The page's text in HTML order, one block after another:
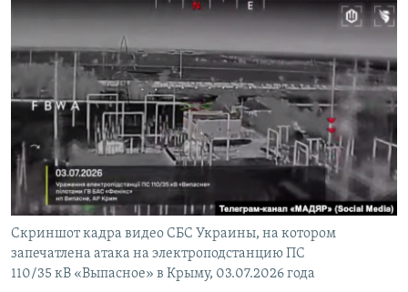
ТЕЛЕПРОЕКТ КРЫМ.РЕАЛИИ
СОВЕТЫ ПРАВОЗАЩИТНИКОВ
ПРОПАВШИЕ БЕЗ ВЕСТИ
ПОБЕДИТЕЛЕЙ НЕ СУДЯТ?
КРЫМ.НЕПОКОРЕННЫЙ
ELIFBE
УКРАИНСКАЯ ПРОБЛЕМА КРЫМА
Українською
Qırımtatar
ПРИСОЕДИНЯЙТЕСЬ!
Все сайты RFE/RL
Скриншот кадра видео СБС Украины, на котором
запечатлена атака на электроподстанцию ПС
110/35 кВ «Выпасное» в Крыму, 03.07.2026 года